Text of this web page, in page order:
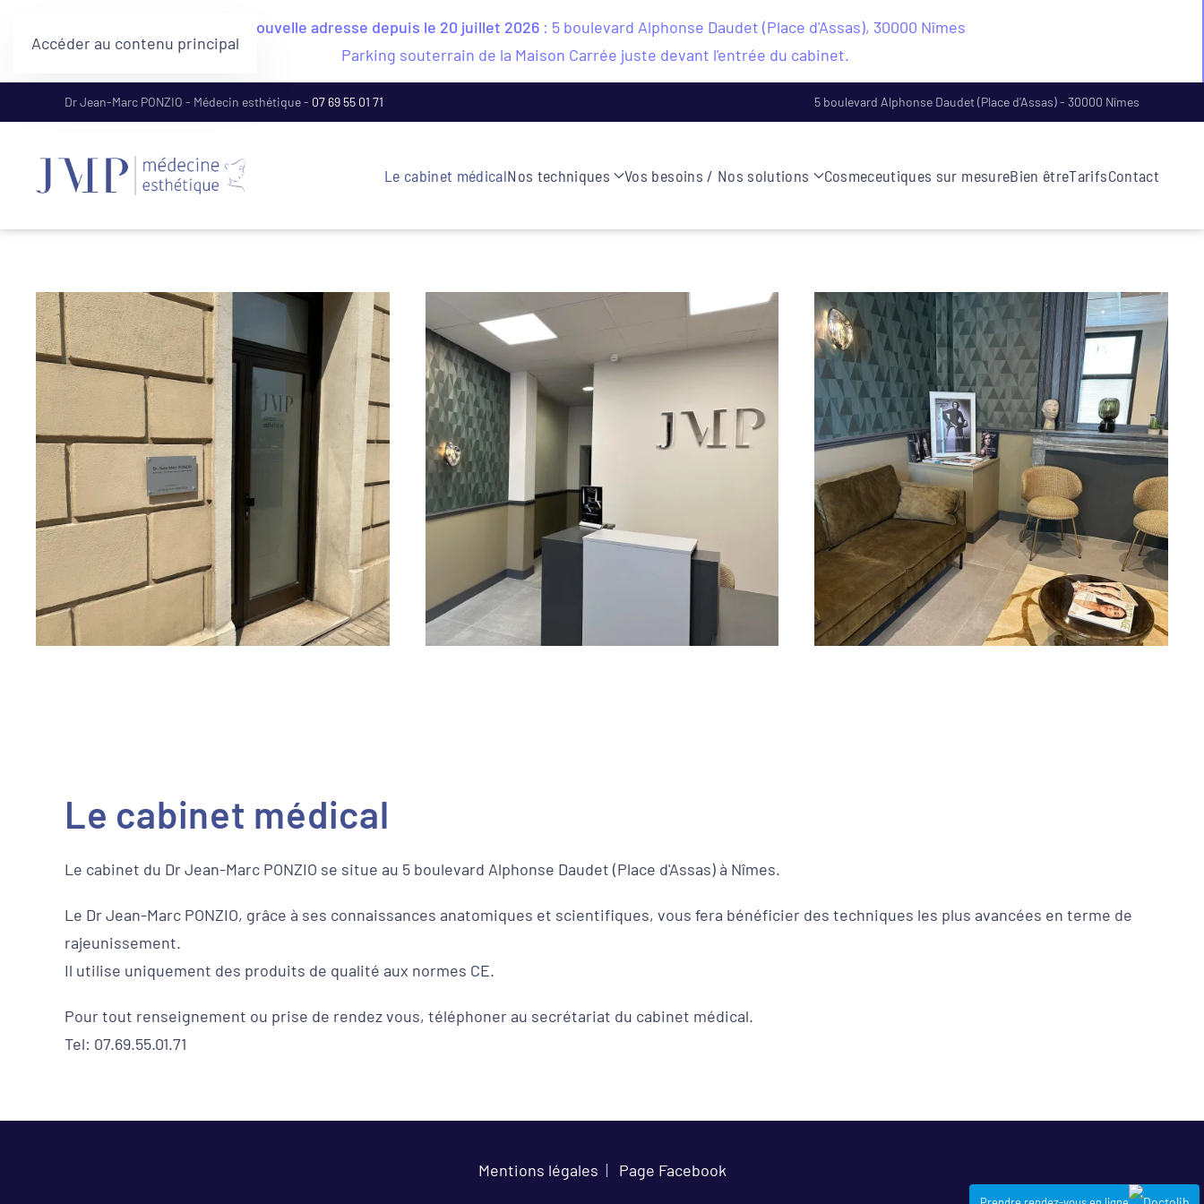
Nouvelle adresse depuis le 20 juillet 2026 : 5 boulevard Alphonse Daudet (Place d'Assas), 30000 Nîmes
Parking souterrain de la Maison Carrée juste devant l'entrée du cabinet.
Accéder au contenu principal
Dr Jean-Marc PONZIO - Médecin esthétique - 07 69 55 01 71 5 boulevard Alphonse Daudet (Place d'Assas) - 30000 Nîmes
Le cabinet médicalNos techniques Vos besoins / Nos solutions Cosmeceutiques sur mesureBien êtreTarifsContact
Le cabinet médical
Le cabinet du Dr Jean-Marc PONZIO se situe au 5 boulevard Alphonse Daudet (Place d'Assas) à Nîmes.
Le Dr Jean-Marc PONZIO, grâce à ses connaissances anatomiques et scientifiques, vous fera bénéficier des techniques les plus avancées en terme de
rajeunissement.
Il utilise uniquement des produits de qualité aux normes CE.
Pour tout renseignement ou prise de rendez vous, téléphoner au secrétariat du cabinet médical.
Tel: 07.69.55.01.71
Mentions légales | Page Facebook